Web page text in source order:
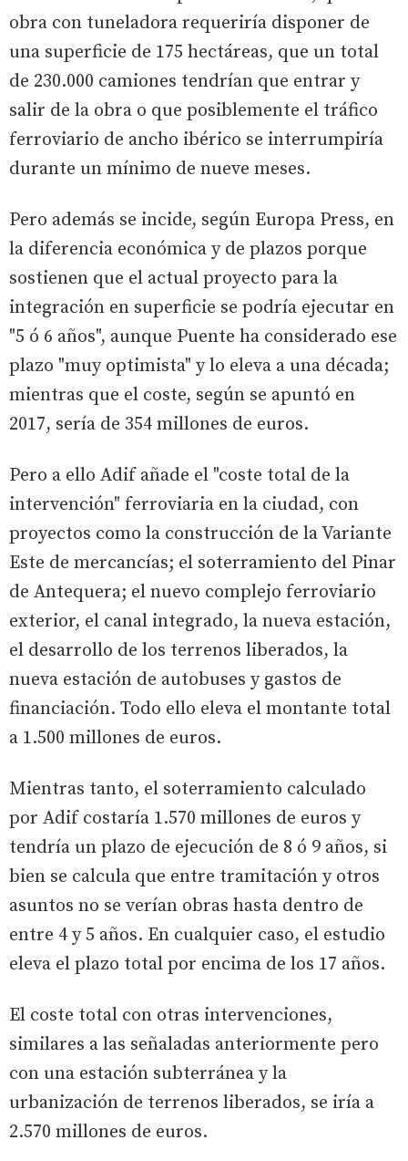
obra con tuneladora requeriría disponer de
una superficie de 175 hectáreas, que un total
de 230.000 camiones tendrían que entrar y
salir de la obra o que posiblemente el tráfico
ferroviario de ancho ibérico se interrumpiría
durante un mínimo de nueve meses.
Pero además se incide, según Europa Press, en
la diferencia económica y de plazos porque
sostienen que el actual proyecto para la
integración en superficie se podría ejecutar en
"5 ó 6 años", aunque Puente ha considerado ese
plazo "muy optimista" y lo eleva a una década;
mientras que el coste, según se apuntó en
2017, sería de 354 millones de euros.
Pero a ello Adif añade el "coste total de la
intervención" ferroviaria en la ciudad, con
proyectos como la construcción de la Variante
Este de mercancías; el soterramiento del Pinar
de Antequera; el nuevo complejo ferroviario
exterior, el canal integrado, la nueva estación,
el desarrollo de los terrenos liberados, la
nueva estación de autobuses y gastos de
financiación. Todo ello eleva el montante total
a 1.500 millones de euros.
Mientras tanto, el soterramiento calculado
por Adif costaría 1.570 millones de euros y
tendría un plazo de ejecución de 8 ó 9 años, si
bien se calcula que entre tramitación y otros
asuntos no se verían obras hasta dentro de
entre 4 y 5 años. En cualquier caso, el estudio
eleva el plazo total por encima de los 17 años.
El coste total con otras intervenciones,
similares a las señaladas anteriormente pero
con una estación subterránea y la
urbanización de terrenos liberados, se iría a
2.570 millones de euros.